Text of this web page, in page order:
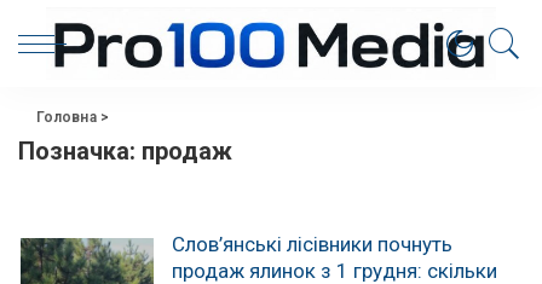
Головна>
Позначка: продаж
Слов’янські лісівники почнуть
продаж ялинок з 1 грудня: скільки